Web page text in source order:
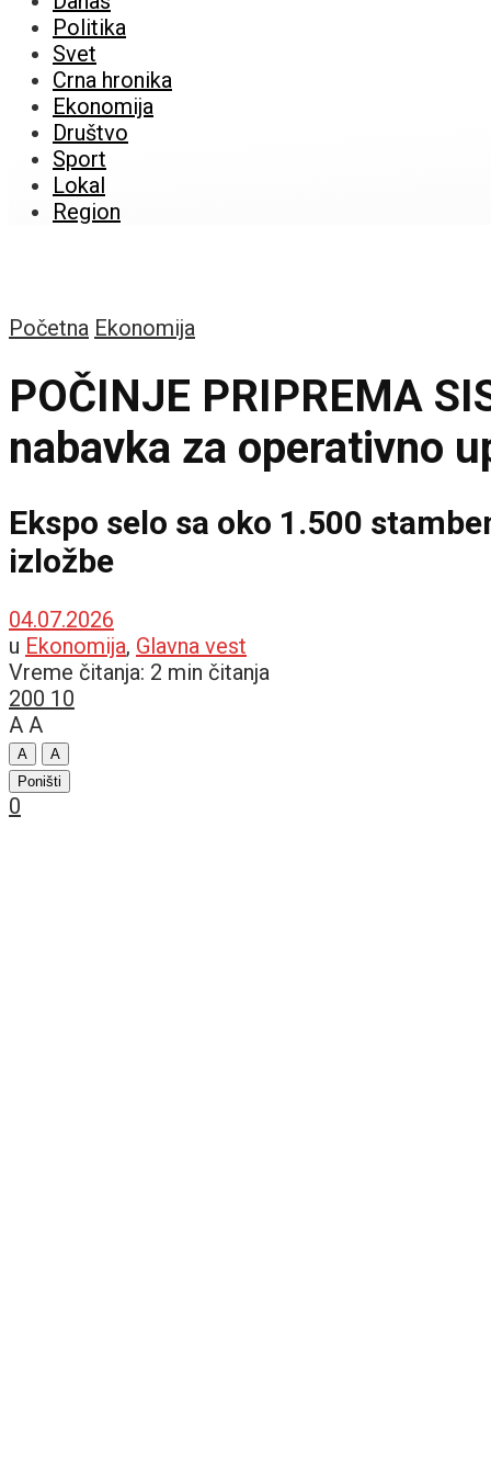
Politika
Svet
Crna hronika
Ekonomija
Društvo
Sport
Lokal
Region
Početna Ekonomija
POČINJE PRIPREMA
nabavka za operativno
Ekspo selo sa oko 1.500
izložbe
04.07.2026
u Ekonomija, Glavna vest
Vreme čitanja: 2 min čitanja
200 10
A A
A
A
Poništi
0